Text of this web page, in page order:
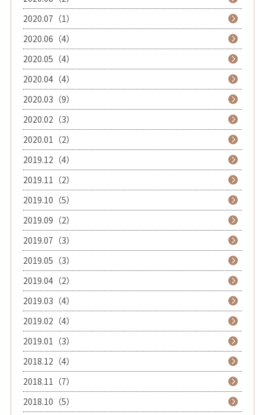
2020.07（1）
2020.06（4）
2020.05（4）
2020.04（4）
2020.03（9）
2020.02（3）
2020.01（2）
2019.12（4）
2019.11（2）
2019.10（5）
2019.09（2）
2019.07（3）
2019.05（3）
2019.04（2）
2019.03（4）
2019.02（4）
2019.01（3）
2018.12（4）
2018.11（7）
2018.10（5）